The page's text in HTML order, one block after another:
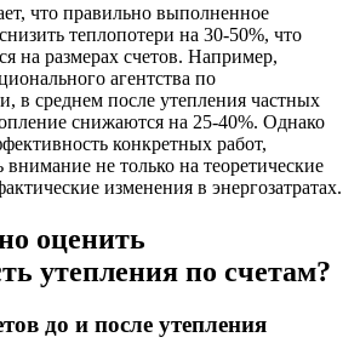
что правильно выполненное
теплопотери на 30-50%, что
на размерах счетов. Например,
агентства по
в среднем после утепления частных
снижаются на 25-40%. Однако
конкретных работ,
внимание не только на теоретические
изменения в энергозатратах.
оценить
утепления по счетам?
до и после утепления